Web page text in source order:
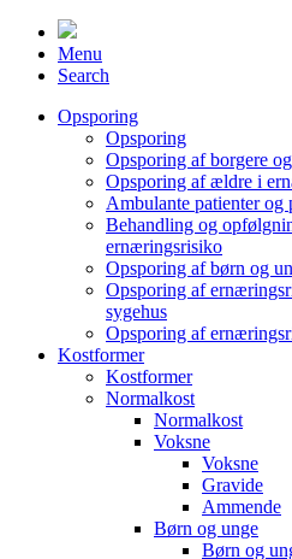
Menu
Search
Opsporing
Opsporing
Opsporing af borgere
Opsporing af ældre i
Ambulante patienter og
Behandling og
ernæringsrisiko
Opsporing af børn og
Opsporing af
sygehus
Opsporing af
Kostformer
Kostformer
Normalkost
Normalkost
Voksne
Voksne
Gravide
Ammende
Børn og unge
Børn og